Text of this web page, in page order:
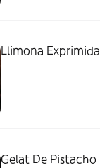
Llimona Exprimida
Gelat De Pistacho